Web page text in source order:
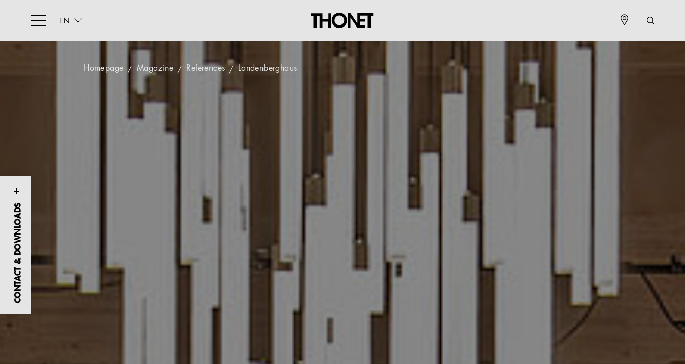
EN
CONTACT & DOWNLOADS
Homepage Magazine References Landenberghaus